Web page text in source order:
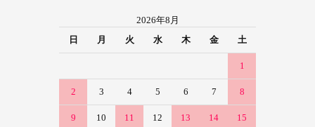
2026年8月
日
月 火 水 木 金 土
1
2 3 4 5 6 7 8
9 10 11 12 13 14 15